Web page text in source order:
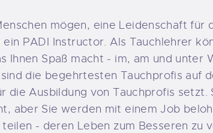
mögen, eine Leidenschaft für
PADI Instructor. Als Tauchlehrer
Ihnen Spaß macht - im, am und
die begehrtesten Tauchprofis auf
die Ausbildung von Tauchprofis setzt.
aber Sie werden mit einem Job
- deren Leben zum Besseren zu